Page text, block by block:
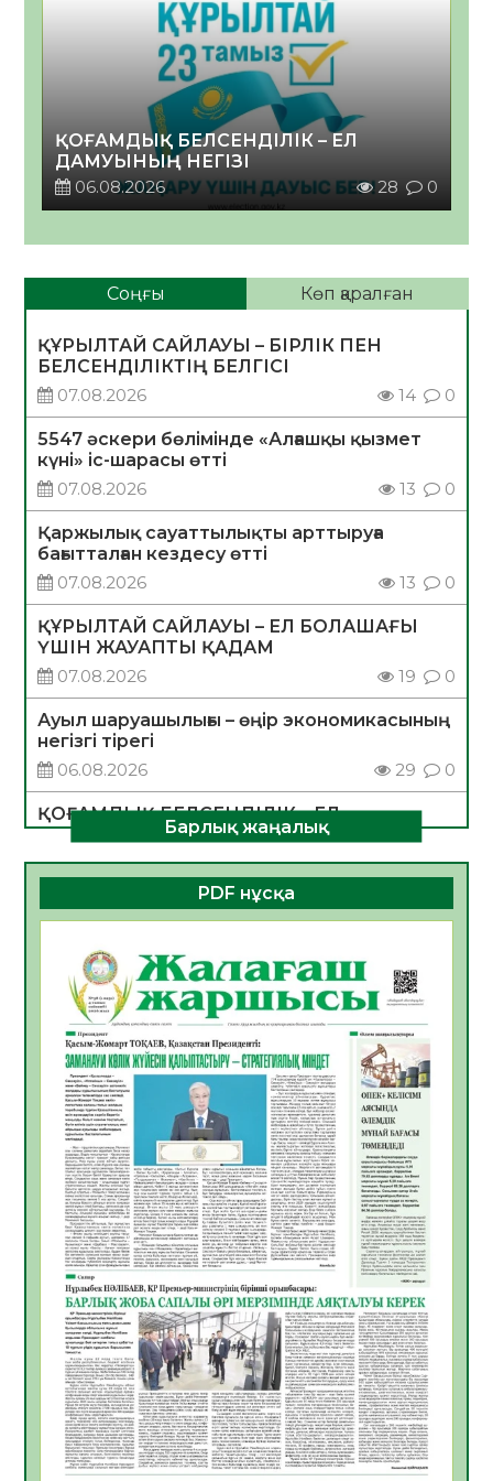
ҚОҒАМДЫҚ БЕЛСЕНДІЛІК – ЕЛ
ДАМУЫНЫҢ НЕГІЗІ
06.08.2026
28 0
Соңғы Көп қаралған
ҚҰРЫЛТАЙ САЙЛАУЫ – БІРЛІК ПЕН
БЕЛСЕНДІЛІКТІҢ БЕЛГІСІ
07.08.2026
14 0
5547 әскери бөлімінде «Алғашқы қызмет
күні» іс-шарасы өтті
07.08.2026
13 0
Қаржылық сауаттылықты арттыруға
бағытталған кездесу өтті
07.08.2026
13 0
ҚҰРЫЛТАЙ САЙЛАУЫ – ЕЛ БОЛАШАҒЫ
ҮШІН ЖАУАПТЫ ҚАДАМ
07.08.2026
19 0
Ауыл шаруашылығы – өңір экономикасының
негізгі тірегі
06.08.2026
29 0
ҚОҒАМДЫҚ БЕЛСЕНДІЛІК – ЕЛ
ДАМУЫНЫҢ НЕГІЗІ
06.08.2026
28 0
ҚҰРЫЛТАЙ САЙЛАУЫ – БОЛАШАҚҚА
БАСТАР ЖАУАПТЫ ТАҢДАУ
06.08.2026
Инфекциялық ауруларға қарсы иммундау
жұмыстарының тиімділігі
06.08.2026
31
Көкжөтел ауруы туралы
06.08.2026
28
АПВ вакцинасы туралы мәлімет
06.08.2026
29
Open Air: Қызылорда облысы полиция
департаменті 20 мыңнан астам
көрерменнің қауіпсіздігін қамтамасыз етті
06.08.2026
40
ҚЫЗЫЛОРДАДА «САНАЛЫ ҰРПАҚ –
ЖАРҚЫН БОЛАШАҚ» АТТЫ КЕҢЕЙТІЛГЕН
МӘЖІЛІС ӨТТІ
05.08.2026
40
Қазақстан Орталық Азиядағы көшуге ең
Барлық жаңалық
PDF нұсқа